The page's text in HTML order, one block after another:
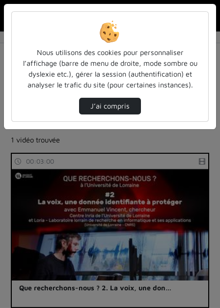
Résultats de la recherche
Filtres actifs (cliquer pour en retirer) :
reportages
sdun-videos-en-ligne
sdun-videos-en-ligne
anonymisation
intelligence-artificielle-et-calcul-naturel
sdun-videos-en-ligne
1 vidéo trouvée
00:03:00
Que recherchons-nous ? 2. La voix, une don…
Nous utilisons des cookies pour personnaliser
l’affichage (barre de menu de droite, mode sombre ou
dyslexie etc.), gérer la session (authentification) et
analyser le trafic du site (pour certaines instances).
J’ai compris